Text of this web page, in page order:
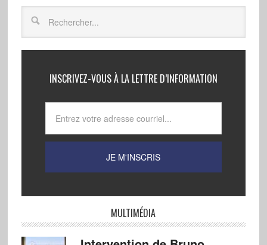
INSCRIVEZ-VOUS À LA LETTRE D’INFORMATION
MULTIMÉDIA